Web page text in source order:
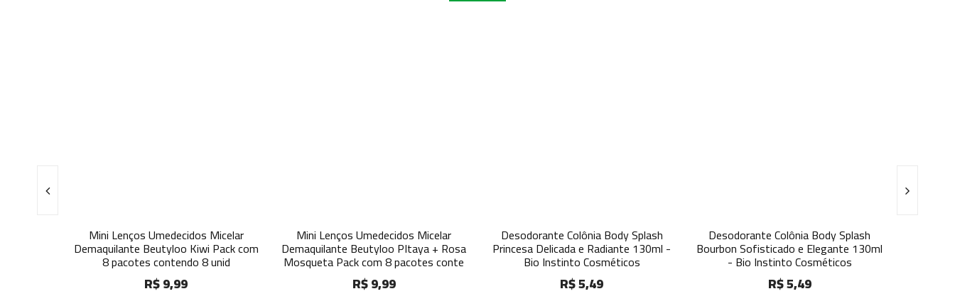
Mini Lenços Umedecidos Micelar
Demaquilante Beutyloo Kiwi Pack com
8 pacotes contendo 8 unid
R$ 9,99
Mini Lenços Umedecidos Micelar
Demaquilante Beutyloo PItaya + Rosa
Mosqueta Pack com 8 pacotes conte
R$ 9,99
Desodorante Colônia Body Splash
Princesa Delicada e Radiante 130ml -
Bio Instinto Cosméticos
R$ 5,49
Desodorante Colônia Body Splash
Bourbon Sofisticado e Elegante 130ml
- Bio Instinto Cosméticos
R$ 5,49